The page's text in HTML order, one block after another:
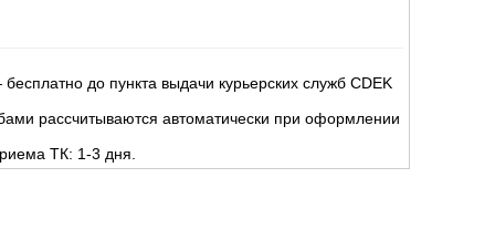
до пункта выдачи курьерских служб CDEK
рассчитываются автоматически при оформлении
ТК: 1-3 дня.